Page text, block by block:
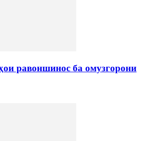
равоншинос ба омузгорони